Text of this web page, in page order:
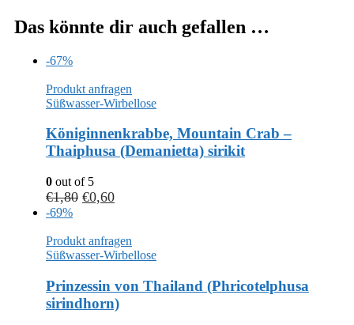
Das könnte dir auch gefallen …
-67%
Produkt anfragen
Süßwasser-Wirbellose
Königinnenkrabbe, Mountain Crab –
Thaiphusa (Demanietta) sirikit
0 out of 5
€1,80 €0,60
-69%
Produkt anfragen
Süßwasser-Wirbellose
Prinzessin von Thailand (Phricotelphusa
sirindhorn)